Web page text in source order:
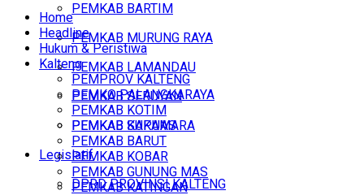
PEMKAB BARTIM
PEMKAB MURUNG RAYA
PEMKAB LAMANDAU
PEMKAB SERUYAN
PEMKAB SUKAMARA
Legislatif
DPRD PROVINSI KALTENG
Home
Headline
Hukum & Peristiwa
Kalteng
PEMPROV KALTENG
PEMKO PALANGKARAYA
PEMKAB KOTIM
PEMKAB KAPUAS
PEMKAB BARUT
PEMKAB KOBAR
PEMKAB GUNUNG MAS
PEMKAB KATINGAN